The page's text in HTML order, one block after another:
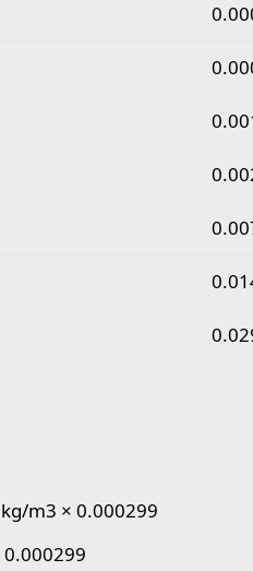
m3 × 0.000299
0.000299